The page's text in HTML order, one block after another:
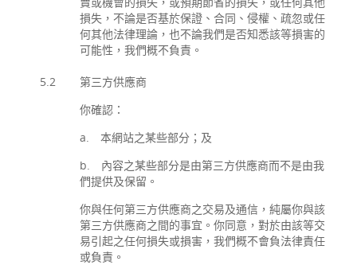
損失，不論是否基於保證、合同、侵權、疏忽或任
何其他法律理論，也不論我們是否知悉該等損害的
可能性，我們概不負責。
5.2
第三方供應商
你確認：
a. 本網站之某些部分；及
b. 內容之某些部分是由第三方供應商而不是由我
們提供及保留。
你與任何第三方供應商之交易及通信，純屬你與該
第三方供應商之間的事宜。你同意，對於由該等交
易引起之任何損失或損害，我們概不會負法律責任
或負責。